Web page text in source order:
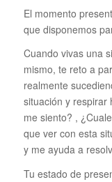
El momento
que disponemos
Cuando vivas una
mismo, te reto a
realmente
situación y respirar
me siento? ,
que ver con esta
y me ayuda a
Tu estado de